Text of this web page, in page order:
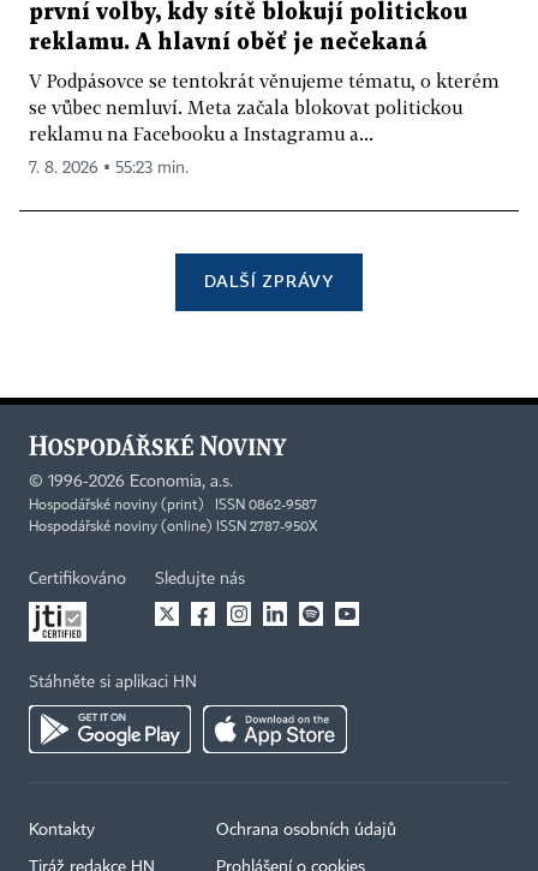
první volby, kdy sítě blokují politickou
reklamu. A hlavní oběť je nečekaná
V Podpásovce se tentokrát věnujeme tématu, o kterém
se vůbec nemluví. Meta začala blokovat politickou
reklamu na Facebooku a Instagramu a...
7. 8. 2026 ▪ 55:23 min.
DALŠÍ ZPRÁVY
© 1996-2026 Economia, a.s.
Hospodářské noviny (print) ISSN 0862-9587
Hospodářské noviny (online) ISSN 2787-950X
Certifikováno Sledujte nás
Stáhněte si aplikaci HN
Kontakty
Tiráž redakce HN
Ochrana osobních údajů
Prohlášení o cookies